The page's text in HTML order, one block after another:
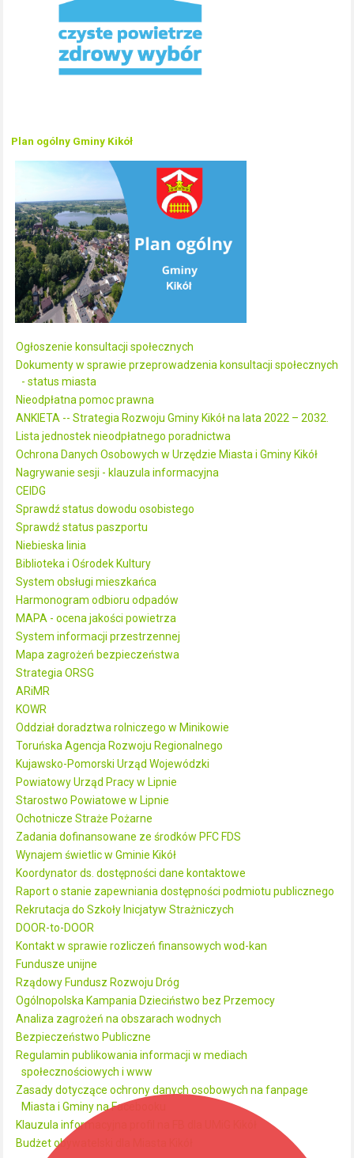
Plan ogólny Gminy Kikół
Ogłoszenie konsultacji społecznych
Dokumenty w sprawie przeprowadzenia konsultacji społecznych
- status miasta
Nieodpłatna pomoc prawna
ANKIETA -- Strategia Rozwoju Gminy Kikół na lata 2022 – 2032.
Lista jednostek nieodpłatnego poradnictwa
Ochrona Danych Osobowych w Urzędzie Miasta i Gminy Kikół
Nagrywanie sesji - klauzula informacyjna
CEIDG
Sprawdź status dowodu osobistego
Sprawdź status paszportu
Niebieska linia
Biblioteka i Ośrodek Kultury
System obsługi mieszkańca
Harmonogram odbioru odpadów
MAPA - ocena jakości powietrza
System informacji przestrzennej
Mapa zagrożeń bezpieczeństwa
Strategia ORSG
ARiMR
KOWR
Oddział doradztwa rolniczego w Minikowie
Toruńska Agencja Rozwoju Regionalnego
Kujawsko-Pomorski Urząd Wojewódzki
Powiatowy Urząd Pracy w Lipnie
Starostwo Powiatowe w Lipnie
Ochotnicze Straże Pożarne
Zadania dofinansowane ze środków PFC FDS
Wynajem świetlic w Gminie Kikół
Koordynator ds. dostępności dane kontaktowe
Raport o stanie zapewniania dostępności podmiotu publicznego
Rekrutacja do Szkoły Inicjatyw Strażniczych
DOOR-to-DOOR
Kontakt w sprawie rozliczeń finansowych wod-kan
Fundusze unijne
Rządowy Fundusz Rozwoju Dróg
Ogólnopolska Kampania Dzieciństwo bez Przemocy
Analiza zagrożeń na obszarach wodnych
Bezpieczeństwo Publiczne
Regulamin publikowania informacji w mediach
społecznościowych i www
Zasady dotyczące ochrony danych osobowych na fanpage
Miasta i Gminy na Facebooku
Klauzula informacyjna profil na FB dla UMiG Kikół
Budżet obywatelski dla Miasta Kikół